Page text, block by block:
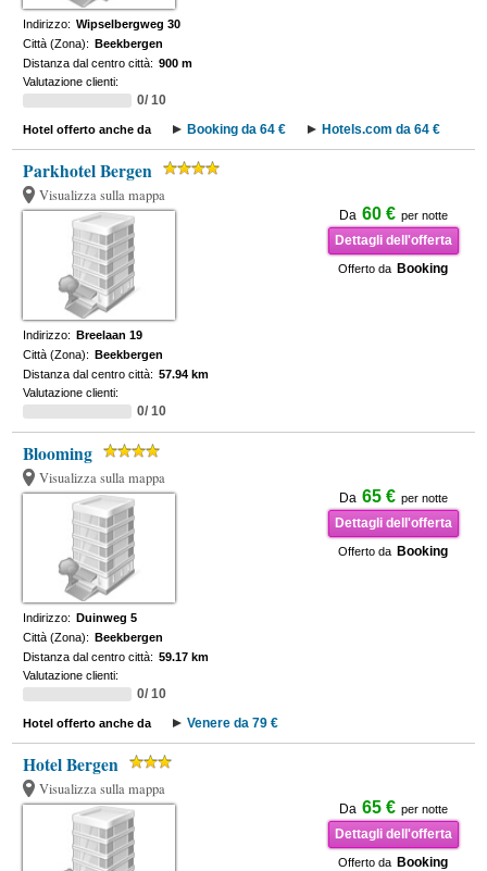
Indirizzo: Wipselbergweg 30
Città (Zona): Beekbergen
Distanza dal centro città: 900 m
Valutazione clienti:
0/ 10
Hotel offerto anche da Booking da 64 € Hotels.com da 64 €
Parkhotel Bergen
Visualizza sulla mappa
Da 60 € per notte
Dettagli dell'offerta
Offerto da Booking
Indirizzo: Breelaan 19
Città (Zona): Beekbergen
Distanza dal centro città: 57.94 km
Valutazione clienti:
0/ 10
Blooming
Visualizza sulla mappa
Da 65 € per notte
Dettagli dell'offerta
Offerto da Booking
Indirizzo: Duinweg 5
Città (Zona): Beekbergen
Distanza dal centro città: 59.17 km
Valutazione clienti:
0/ 10
Hotel offerto anche da Venere da 79 €
Hotel Bergen
Visualizza sulla mappa
Da 65 € per notte
Dettagli dell'offerta
Offerto da Booking